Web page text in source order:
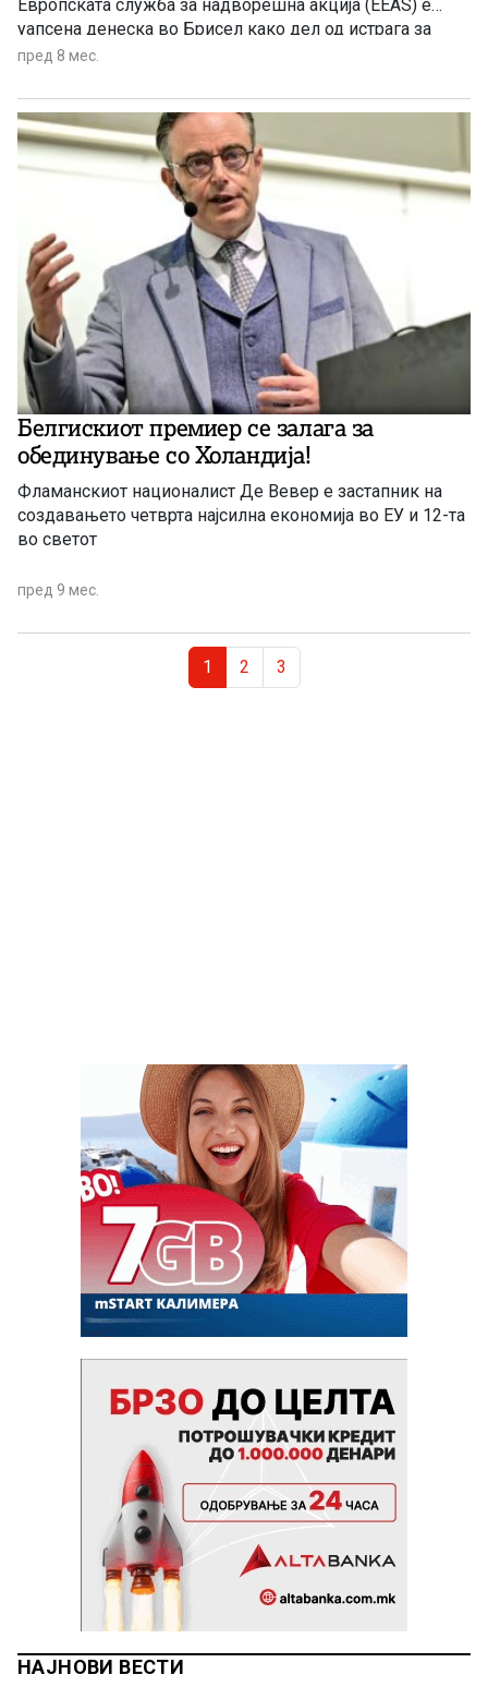
Европската служба за надворешна акција (EEAS) е
уапсена денеска во Брисел како дел од истрага за
измама во која беа вклучени Колеџот на Европа и
белгиските медиуми.
пред 8 мес.
Белгискиот премиер се залага за
обединување со Холандија!
Фламанскиот националист Де Вевер е застапник на
создавањето четврта најсилна економија во ЕУ и 12-та
во светот
пред 9 мес.
Current Page
1 Page
2 Page
3
НАЈНОВИ ВЕСТИ